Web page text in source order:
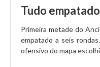
Tudo
Primeira metade do
empatado a seis
ofensivo do mapa